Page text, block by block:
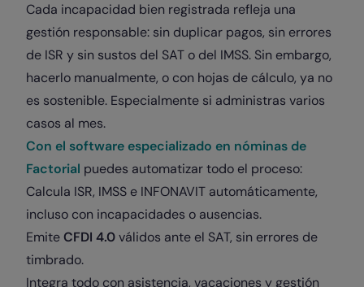
Cada incapacidad bien registrada refleja una
gestión responsable: sin duplicar pagos, sin errores
de ISR y sin sustos del SAT o del IMSS. Sin embargo,
hacerlo manualmente, o con hojas de cálculo, ya no
es sostenible. Especialmente si administras varios
casos al mes.
Con el software especializado en nóminas de
Factorial puedes automatizar todo el proceso:
Calcula ISR, IMSS e INFONAVIT automáticamente,
incluso con incapacidades o ausencias.
EmiteCFDI 4.0válidos ante el SAT, sin errores de
timbrado.
Integra todo con asistencia, vacaciones y gestión